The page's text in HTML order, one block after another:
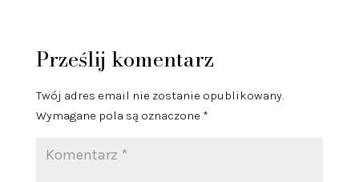
Prześlij komentarz
Twój adres email nie zostanie opublikowany.
Wymagane pola są oznaczone *